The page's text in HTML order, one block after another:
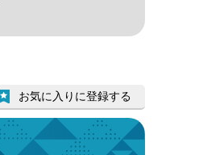
お気に入りに登録する